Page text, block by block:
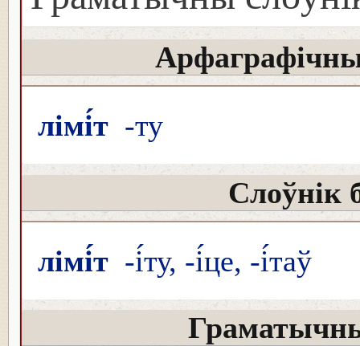
лімі́т -ту
Слоўнік
лімі́т -і́ту, -і́це, -і́таў